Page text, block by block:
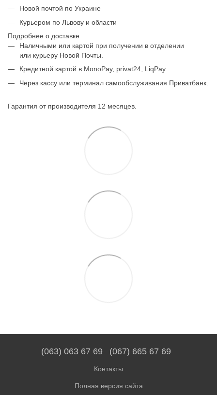
Новой почтой по Украине
Курьером по Львову и области
Подробнее о доставке
Наличными или картой при получении в отделении
или курьеру Новой Почты.
Кредитной картой в MonoPay, privat24, LiqPay.
Через кассу или терминал самообслуживания Приватбанк.
Гарантия от производителя 12 месяцев.
(063) 063 67 69 (067) 665 67 69
Контакты
Полная версия сайта